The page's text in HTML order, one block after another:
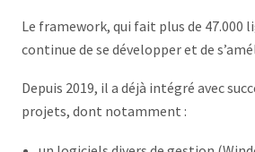
Le framework, qui fait plus de 47.000
continue de se développer et de
Depuis 2019, il a déjà intégré avec
projets, dont notamment :